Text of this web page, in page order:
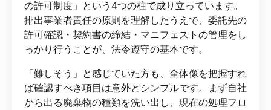
の許可制度」という4つの柱で成り立っています。
排出事業者責任の原則を理解したうえで、委託先の
許可確認・契約書の締結・マニフェストの管理をし
っかり行うことが、法令遵守の基本です。
「難しそう」と感じていた方も、全体像を把握すれ
ば確認すべき項目は意外とシンプルです。まず自社
から出る廃棄物の種類を洗い出し、現在の処理フロ